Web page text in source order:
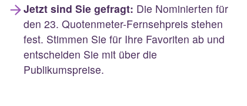
Jetzt sind Sie gefragt: Die Nominierten für
den 23. Quotenmeter-Fernsehpreis stehen
fest. Stimmen Sie für Ihre Favoriten ab und
entscheiden Sie mit über die
Publikumspreise.